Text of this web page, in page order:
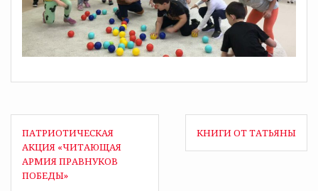
Навигация
по
записям
ПАТРИОТИЧЕСКАЯ
АКЦИЯ «ЧИТАЮЩАЯ
АРМИЯ ПРАВНУКОВ
ПОБЕДЫ»
КНИГИ ОТ ТАТЬЯНЫ